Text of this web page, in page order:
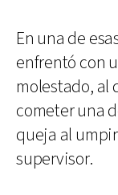
En una de
enfrentó con
molestado, al
cometer una
queja al
supervisor.